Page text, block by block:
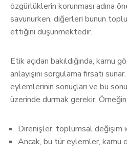
özgürlüklerin korunması adına
savunurken, diğerleri bunun
ettiğini düşünmektedir.
Etik açıdan bakıldığında, kamu
anlayışını sorgulama fırsatı
eylemlerinin sonuçları ve bu
üzerinde durmak gerekir. Örneğin:
Direnişler, toplumsal değişim
Ancak, bu tür eylemler, kamu